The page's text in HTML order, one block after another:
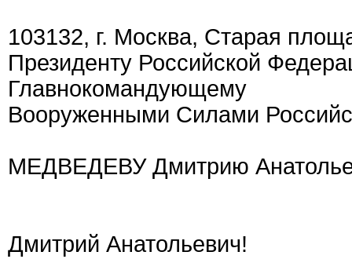
103132, г. Москва, Старая
Президенту Российской
Главнокомандующему
Вооруженными Силами
МЕДВЕДЕВУ Дмитрию
Дмитрий Анатольевич!